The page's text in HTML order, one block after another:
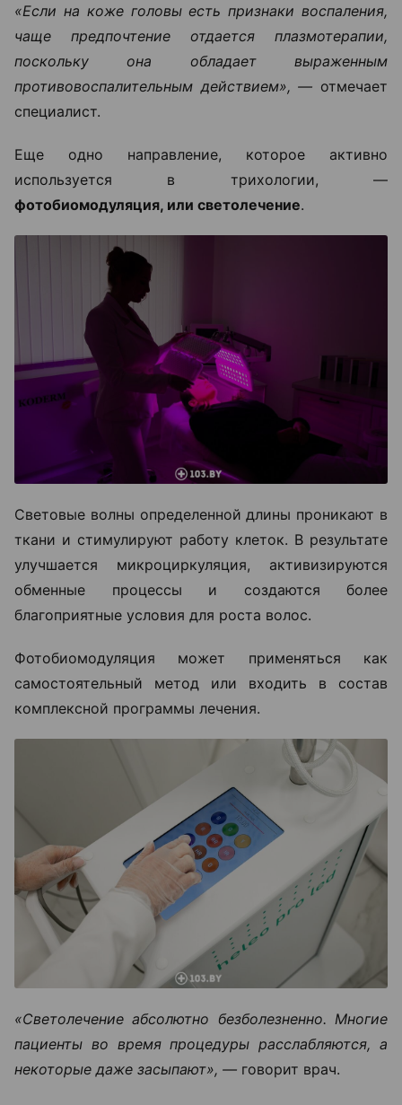
«Если на коже головы есть признаки воспаления,
чаще предпочтение отдается плазмотерапии,
поскольку она обладает выраженным
противовоспалительным действием», — отмечает
специалист.
Еще одно направление, которое активно
используется в трихологии, —
фотобиомодуляция, или светолечение.
Световые волны определенной длины проникают в
ткани и стимулируют работу клеток. В результате
улучшается микроциркуляция, активизируются
обменные процессы и создаются более
благоприятные условия для роста волос.
Фотобиомодуляция может применяться как
самостоятельный метод или входить в состав
комплексной программы лечения.
«Светолечение абсолютно безболезненно. Многие
пациенты во время процедуры расслабляются, а
некоторые даже засыпают», — говорит врач.